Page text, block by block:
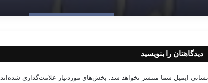
دیدگاهتان را بنویسید
نشانی ایمیل شما منتشر نخواهد شد. بخش‌های موردنیاز علامت‌گذاری شده‌اند